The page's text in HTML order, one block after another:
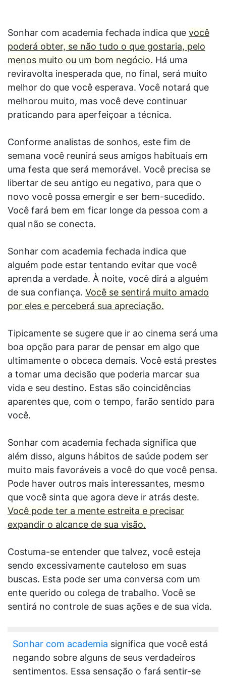
Sonhar com academia fechada indica que você
poderá obter, se não tudo o que gostaria, pelo
menos muito ou um bom negócio. Há uma
reviravolta inesperada que, no final, será muito
melhor do que você esperava. Você notará que
melhorou muito, mas você deve continuar
praticando para aperfeiçoar a técnica.
Conforme analistas de sonhos, este fim de
semana você reunirá seus amigos habituais em
uma festa que será memorável. Você precisa se
libertar de seu antigo eu negativo, para que o
novo você possa emergir e ser bem-sucedido.
Você fará bem em ficar longe da pessoa com a
qual não se conecta.
Sonhar com academia fechada indica que
alguém pode estar tentando evitar que você
aprenda a verdade. À noite, você dirá a alguém
de sua confiança. Você se sentirá muito amado
por eles e perceberá sua apreciação.
Tipicamente se sugere que ir ao cinema será uma
boa opção para parar de pensar em algo que
ultimamente o obceca demais. Você está prestes
a tomar uma decisão que poderia marcar sua
vida e seu destino. Estas são coincidências
aparentes que, com o tempo, farão sentido para
você.
Sonhar com academia fechada significa que
além disso, alguns hábitos de saúde podem ser
muito mais favoráveis a você do que você pensa.
Pode haver outros mais interessantes, mesmo
que você sinta que agora deve ir atrás deste.
Você pode ter a mente estreita e precisar
expandir o alcance de sua visão.
Costuma-se entender que talvez, você esteja
sendo excessivamente cauteloso em suas
buscas. Esta pode ser uma conversa com um
ente querido ou colega de trabalho. Você se
sentirá no controle de suas ações e de sua vida.
Sonhar com academia significa que você está
negando sobre alguns de seus verdadeiros
sentimentos. Essa sensação o fará sentir-se